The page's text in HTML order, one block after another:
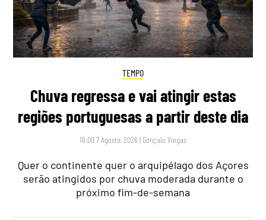
TEMPO
Chuva regressa e vai atingir estas
regiões portuguesas a partir deste dia
16:00 7 Agosto, 2026 | Gonçalo Viegas
Quer o continente quer o arquipélago dos Açores
serão atingidos por chuva moderada durante o
próximo fim-de-semana